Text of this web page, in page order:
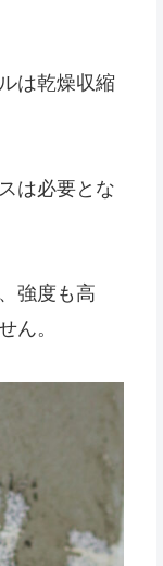
は乾燥収縮
は必要とな
強度も高
ん。